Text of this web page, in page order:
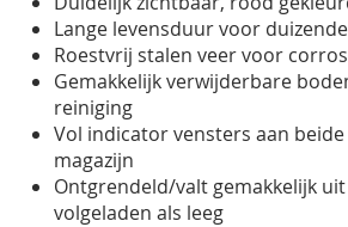
Lange levensduur voor
Roestvrij stalen veer voor
Gemakkelijk verwijderbare
reiniging
Vol indicator vensters aan
magazijn
Ontgrendeld/valt gemakkelijk
volgeladen als leeg